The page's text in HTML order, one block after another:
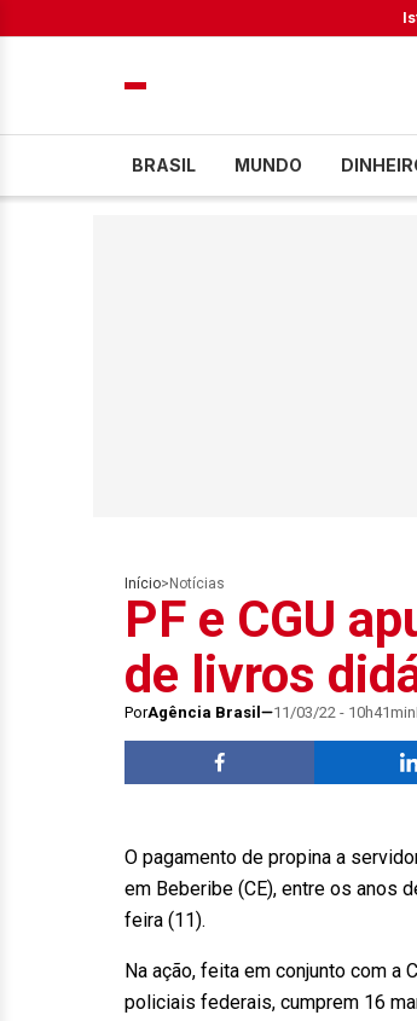
BRASIL MUNDO
Início> Notícias
PF e CGU
de livros
PorAgência Brasil 11/03/22 - 10h41min
O pagamento de propina a
em Beberibe (CE), entre os anos
feira (11).
Na ação, feita em conjunto com a
policiais federais, cumprem 16